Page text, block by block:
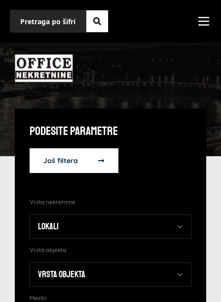
Podesite Parametre
Još filtera
Vrsta nekretnine
Vrsta objekta
Mesto